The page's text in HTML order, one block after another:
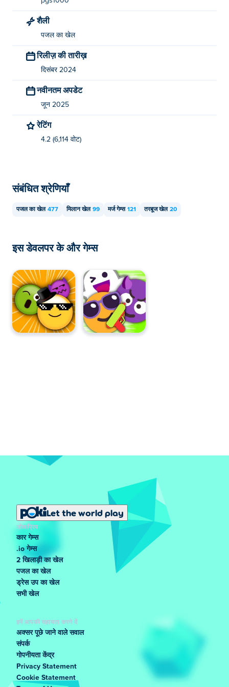
आप इमोजी ड्रॉपर को Poki पर मुफ्त में खेल सकते हैं।
क्या मैं मोबाइल डिवाइस और डेस्कटॉप पर इमोजी ड्रॉपर खेल
सकता हूँ?
इमोजी ड्रॉपर को आपके कंप्यूटर और मोबाइल डिवाइस जैसे फोन और
टैबलेट पर चलाया जा सकता है।
शैली
पजल का खेल
रिलीज़ की तारीख़
दिसंबर 2024
नवीनतम अपडेट
जून 2025
रेटिंग
4.2 (6,114 वोट)
संबंधित श्रेणियाँ
पजल का खेल 477 मिलान खेल 99 मर्ज गेम्स 121 तरबूज खेल 20
इस डेवलपर के और गेम्स
Let the world play
लोकप्रिय
कार गेम्स
.io गेम्स
2 खिलाड़ी का खेल
पजल का खेल
ड्रेस उप का खेल
सभी खेल
हमें आपकी सहायता करने दें
अक्सर पूछे जाने वाले सवाल
संपर्क
गोपनीयता केंद्र
Privacy Statement
Cookie Statement